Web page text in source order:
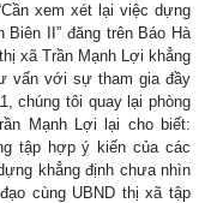
xem xét lại việc dựng
II” đăng trên Báo Hà
xã Trần Mạnh Lợi khẳng
vấn với sự tham gia đầy
chúng tôi quay lại phòng
Mạnh Lợi lại cho biết:
tập hợp ý kiến của các
khẳng định chưa nhìn
cùng UBND thị xã tập